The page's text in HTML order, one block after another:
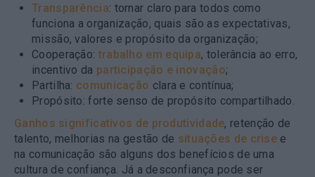
Transparência: tornar claro para todos como
funciona a organização, quais são as expectativas,
missão, valores e propósito da organização;
Cooperação: trabalho em equipa, tolerância ao erro,
incentivo da participação e inovação;
Partilha: comunicação clara e contínua;
Propósito: forte senso de propósito compartilhado.
Ganhos significativos de produtividade, retenção de
talento, melhorias na gestão de situações de crise e
na comunicação são alguns dos benefícios de uma
cultura de confiança. Já a desconfiança pode ser